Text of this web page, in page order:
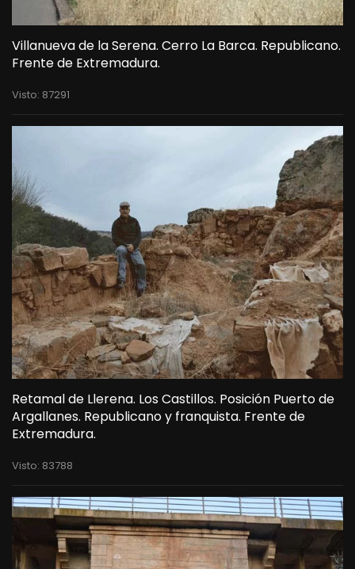
Villanueva de la Serena. Cerro La Barca. Republicano.
Frente de Extremadura.
Visto: 87291
Retamal de Llerena. Los Castillos. Posición Puerto de
Argallanes. Republicano y franquista. Frente de
Extremadura.
Visto: 83788